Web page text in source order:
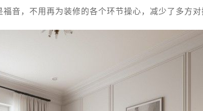
音，不用再为装修的各个环节操心，减少了多方对